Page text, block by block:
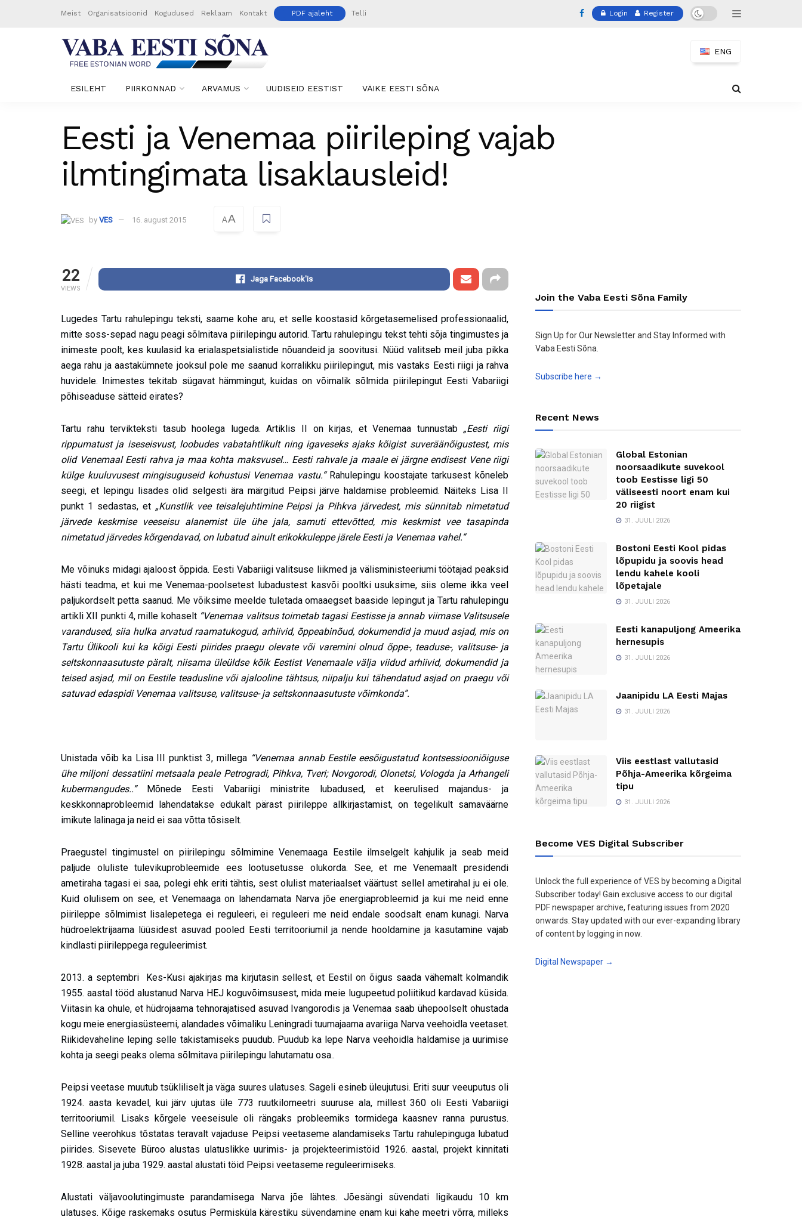
Meist Organisatsioonid Kogudused Reklaam Kontakt PDF ajaleht Telli Login Register
ENG
ESILEHT PIIRKONNAD ARVAMUS UUDISEID EESTIST VÄIKE EESTI SÕNA
Eesti ja Venemaa piirileping vajab
ilmtingimata lisaklausleid!
by VES 16. august 2015 AA
22
VIEWS
Jaga Facebook'is
Lugedes Tartu rahulepingu teksti, saame kohe aru, et selle koostasid kõrgetasemelised professionaalid,
mitte soss-sepad nagu peagi sõlmitava piirilepingu autorid. Tartu rahulepingu tekst tehti sõja tingimustes ja
inimeste poolt, kes kuulasid ka erialaspetsialistide nõuandeid ja soovitusi. Nüüd valitseb meil juba pikka
aega rahu ja aastakümnete jooksul pole me saanud korralikku piirilepingut, mis vastaks Eesti riigi ja rahva
huvidele. Inimestes tekitab sügavat hämmingut, kuidas on võimalik sõlmida piirilepingut Eesti Vabariigi
põhiseaduse sätteid eirates?
Tartu rahu tervikteksti tasub hoolega lugeda. Artiklis II on kirjas, et Venemaa tunnustab „Eesti riigi
rippumatust ja iseseisvust, loobudes vabatahtlikult ning igaveseks ajaks kõigist suveräänõigustest, mis
olid Venemaal Eesti rahva ja maa kohta maksvusel… Eesti rahvale ja maale ei järgne endisest Vene riigi
külge kuuluvusest mingisuguseid kohustusi Venemaa vastu.“Rahulepingu koostajate tarkusest kõneleb
seegi, et lepingu lisades olid selgesti ära märgitud Peipsi järve haldamise probleemid. Näiteks Lisa II
punkt 1 sedastas, et „Kunstlik vee teisalejuhtimine Peipsi ja Pihkva järvedest, mis sünnitab nimetatud
järvede keskmise veeseisu alanemist üle ühe jala, samuti ettevõtted, mis keskmist vee tasapinda
nimetatud järvedes kõrgendavad, on lubatud ainult erikokkuleppe järele Eesti ja Venemaa vahel.“
Me võinuks midagi ajaloost õppida. Eesti Vabariigi valitsuse liikmed ja välisministeeriumi töötajad peaksid
hästi teadma, et kui me Venemaa-poolsetest lubadustest kasvõi pooltki usuksime, siis oleme ikka veel
paljukordselt petta saanud. Me võiksime meelde tuletada omaaegset baaside lepingut ja Tartu rahulepingu
artikli XII punkti 4, mille kohaselt “Venemaa valitsus toimetab tagasi Eestisse ja annab viimase Valitsusele
varandused, siia hulka arvatud raamatukogud, arhiivid, õppeabinõud, dokumendid ja muud asjad, mis on
Tartu Ülikooli kui ka kõigi Eesti piirides praegu olevate või varemini olnud õppe-, teaduse-, valitsuse- ja
seltskonnaasutuste päralt, niisama üleüldse kõik Eestist Venemaale välja viidud arhiivid, dokumendid ja
teised asjad, mil on Eestile teadusline või ajalooline tähtsus, niipalju kui tähendatud asjad on praegu või
satuvad edaspidi Venemaa valitsuse, valitsuse- ja seltskonnaasutuste võimkonda”.
Unistada võib ka Lisa III punktist 3, millega “Venemaa annab Eestile eesõigustatud kontsessiooniõiguse
ühe miljoni dessatiini metsaala peale Petrogradi, Pihkva, Tveri; Novgorodi, Olonetsi, Vologda ja Arhangeli
kubermangudes..”Mõnede Eesti Vabariigi ministrite lubadused, et keerulised majandus- ja
keskkonnaprobleemid lahendatakse edukalt pärast piirileppe allkirjastamist, on tegelikult samaväärne
imikute lalinaga ja neid ei saa võtta tõsiselt.
Praegustel tingimustel on piirilepingu sõlmimine Venemaaga Eestile ilmselgelt kahjulik ja seab meid
paljude oluliste tulevikuprobleemide ees lootusetusse olukorda. See, et me Venemaalt presidendi
ametiraha tagasi ei saa, polegi ehk eriti tähtis, sest olulist materiaalset väärtust sellel ametirahal ju ei ole.
Kuid olulisem on see, et Venemaaga on lahendamata Narva jõe energiaprobleemid ja kui me neid enne
piirileppe sõlmimist lisalepetega ei reguleeri, ei reguleeri me neid endale soodsalt enam kunagi. Narva
hüdroelektrijaama lüüsidest asuvad pooled Eesti territooriumil ja nende hooldamine ja kasutamine vajab
kindlasti piirileppega reguleerimist.
2013. a septembri Kes-Kusi ajakirjas ma kirjutasin sellest, et Eestil on õigus saada vähemalt kolmandik
1955. aastal tööd alustanud Narva HEJ koguvõimsusest, mida meie lugupeetud poliitikud kardavad küsida.
Viitasin ka ohule, et hüdrojaama tehnorajatised asuvad Ivangorodis ja Venemaa saab ühepoolselt ohustada
kogu meie energiasüsteemi, alandades võimaliku Leningradi tuumajaama avariiga Narva veehoidla veetaset.
Riikidevaheline leping selle takistamiseks puudub. Puudub ka lepe Narva veehoidla haldamise ja uurimise
kohta ja seegi peaks olema sõlmitava piirilepingu lahutamatu osa..
Peipsi veetase muutub tsükliliselt ja väga suures ulatuses. Sageli esineb üleujutusi. Eriti suur veeuputus oli
1924. aasta kevadel, kui järv ujutas üle 773 ruutkilomeetri suuruse ala, millest 360 oli Eesti Vabariigi
territooriumil. Lisaks kõrgele veeseisule oli rängaks probleemiks tormidega kaasnev ranna purustus.
Selline veerohkus tõstatas teravalt vajaduse Peipsi veetaseme alandamiseks Tartu rahulepinguga lubatud
piirides. Sisevete Büroo alustas ulatuslikke uurimis- ja projekteerimistöid 1926. aastal, projekt kinnitati
1928. aastal ja juba 1929. aastal alustati töid Peipsi veetaseme reguleerimiseks.
Alustati väljavoolutingimuste parandamisega Narva jõe lähtes. Jõesängi süvendati ligikaudu 10 km
ulatuses. Kõige raskemaks osutus Permisküla kärestiku süvendamine enam kui kahe meetri võrra, milleks
Join the Vaba Eesti Sõna Family
Sign Up for Our Newsletter and Stay Informed with
Vaba Eesti Sõna.
Subscribe here →
Recent News
Global Estonian
noorsaadikute suvekool
toob Eestisse ligi 50
väliseesti noort enam kui
20 riigist
31. JUULI 2026
Bostoni Eesti Kool pidas
lõpupidu ja soovis head
lendu kahele kooli
lõpetajale
31. JUULI 2026
Eesti kanapuljong Ameerika
hernesupis
31. JUULI 2026
Jaanipidu LA Eesti Majas
31. JUULI 2026
Viis eestlast vallutasid
Põhja-Ameerika kõrgeima
tipu
31. JUULI 2026
Become VES Digital Subscriber
Unlock the full experience of VES by becoming a Digital
Subscriber today! Gain exclusive access to our digital
PDF newspaper archive, featuring issues from 2020
onwards. Stay updated with our ever-expanding library
of content by logging in now.
Digital Newspaper →